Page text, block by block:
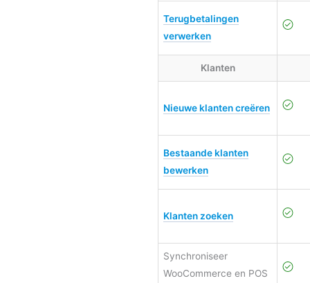
Terugbetalingen
verwerken
Klanten
Nieuwe klanten creëren
Bestaande klanten
bewerken
Klanten zoeken
Synchroniseer
WooCommerce en POS